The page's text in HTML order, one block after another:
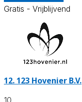
Gratis - Vrijblijvend
12. 123 Hovenier B.V.
10